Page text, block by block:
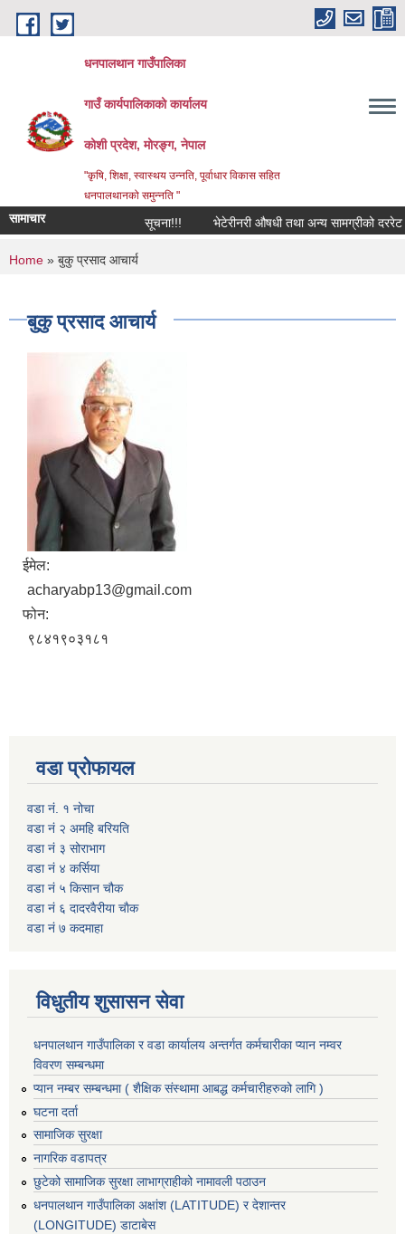
Skip to main content
धनपालथान गाउँपालिका
गाउँ कार्यपालिकाको कार्यालय
कोशी प्रदेश, मोरङ्ग, नेपाल
"कृषि, शिक्षा, स्वास्थय उन्नति, पूर्वाधार विकास सहित
धनपालथानको समुन्नति "
सामाचार सूचना!!! भेटेरीनरी औषधी तथा अन्य सामग्रीको
You are here
Home » बुकु प्रसाद आचार्य
बुकु प्रसाद आचार्य
ईमेल:
acharyabp13@gmail.com
फोन:
९८४१९०३१८१
वडा प्रोफायल
वडा नं. १ नोचा
वडा नं २ अमहि बरियति
वडा नं ३ सोराभाग
वडा नं ४ कर्सिया
वडा नं ५ किसान चौक
वडा नं ६ दादरवैरीया चाैक
वडा नं ७ कदमाहा
विधुतीय शुसासन सेवा
धनपालथान गाउँपालिका र वडा कार्यालय अन्तर्गत कर्मचारीका प्यान नम्वर
विवरण सम्बन्धमा
प्यान नम्बर सम्बन्धमा ( शैक्षिक संस्थामा आबद्ध कर्मचारीहरुको लागि )
घटना दर्ता
सामाजिक सुरक्षा
नागरिक वडापत्र
छुटेको सामाजिक सुरक्षा लाभाग्राहीको नामावली पठाउन
धनपालथान गाउँपालिका अक्षांश (LATITUDE) र देशान्तर
(LONGITUDE) डाटाबेस